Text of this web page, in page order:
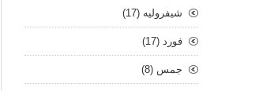
شيفروليه (17)
فورد (17)
جمس (8)